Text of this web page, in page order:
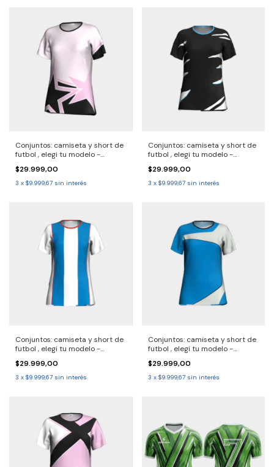
Conjuntos: camiseta y short de
futbol , elegi tu modelo -
Consulta entrega 30/40 dias
$29.999,00
3 x $9.999,67 sin interés
Conjuntos: camiseta y short de
futbol , elegi tu modelo -
Consulta entrega 30/40 dias
$29.999,00
3 x $9.999,67 sin interés
Conjuntos: camiseta y short de
futbol , elegi tu modelo -
Consulta entrega 30/40 dias
$29.999,00
3 x $9.999,67 sin interés
Conjuntos: camiseta y short de
futbol , elegi tu modelo -
consulta entrega 30/40 dias
$29.999,00
3 x $9.999,67 sin interés